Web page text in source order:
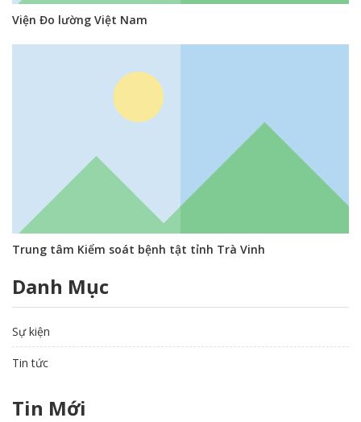
Viện Đo lường Việt Nam
Trung tâm Kiểm soát bệnh tật tỉnh Trà Vinh
Danh Mục
Sự kiện
Tin tức
Tin Mới